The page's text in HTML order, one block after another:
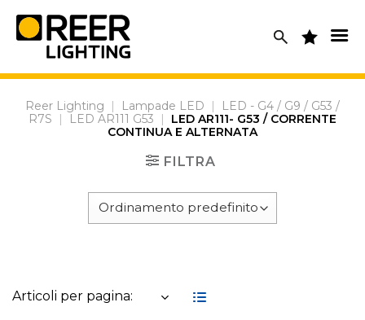
content
Reer Lighting | Lampade LED |
LED - G4 / G9 / G53 /
R7S
| LED AR111 G53 |
LED AR111- G53 / CORRENTE
CONTINUA E ALTERNATA
FILTRA
Articoli per pagina: